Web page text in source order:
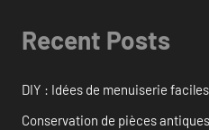
Recent Posts
DIY : Idées de menuiserie
Conservation de pièces